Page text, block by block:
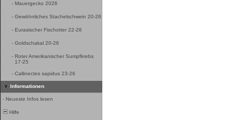
- Mauergecko 2026
- Gewöhnliches Stachelschwein 20-26
- Eurasischer Fischotter 22-26
- Goldschakal 20-26
- Roter Amerikanischer Sumpfkrebs
17-25
- Callinectes sapidus 23-26
Informationen
- Neueste Infos lesen
Hilfe